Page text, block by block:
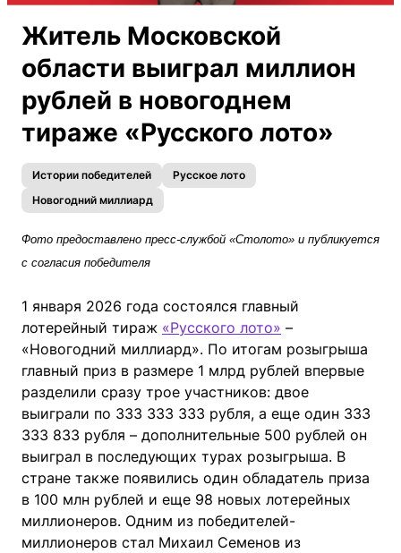
Житель Московской
области выиграл миллион
рублей в новогоднем
тираже «Русского лото»
Истории победителей
Русское лото
Новогодний миллиард
Фото предоставлено пресс-службой «Столото» и публикуется
с согласия победителя
1 января 2026 года состоялся главный
лотерейный тираж «Русского лото» –
«Новогодний миллиард». По итогам розыгрыша
главный приз в размере 1 млрд рублей впервые
разделили сразу трое участников: двое
выиграли по 333 333 333 рубля, а еще один 333
333 833 рубля – дополнительные 500 рублей он
выиграл в последующих турах розыгрыша. В
стране также появились один обладатель приза
в 100 млн рублей и еще 98 новых лотерейных
миллионеров. Одним из победителей-
миллионеров стал Михаил Семенов из